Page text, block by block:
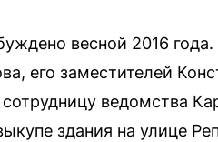
весной 2016
его заместителей
ведомства
здания на улице